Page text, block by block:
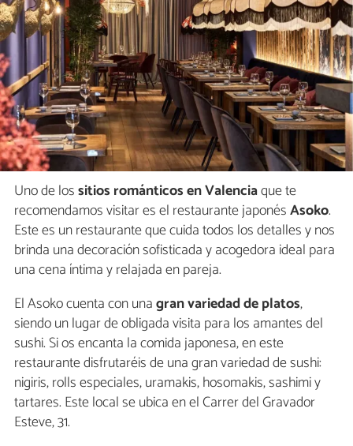
Uno de lossitios románticos en Valenciaque te
recomendamos visitar es el restaurante japonésAsoko.
Este es un restaurante que cuida todos los detalles y nos
brinda una decoración sofisticada y acogedora ideal para
una cena íntima y relajada en pareja.
El Asoko cuenta con unagran variedad de platos,
siendo un lugar de obligada visita para los amantes del
sushi. Si os encanta la comida japonesa, en este
restaurante disfrutaréis de una gran variedad de sushi:
nigiris, rolls especiales, uramakis, hosomakis, sashimi y
tartares. Este local se ubica en el Carrer del Gravador
Esteve, 31.